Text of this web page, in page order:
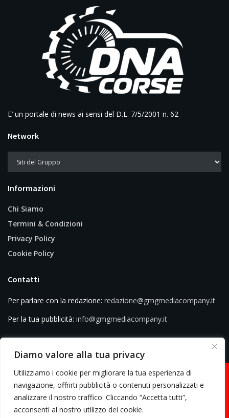
Diamo valore alla tua privacy
Utilizziamo i cookie per migliorare la tua esperienza di
navigazione, offrirti pubblicità o contenuti personalizzati e
analizzare il nostro traffico. Cliccando “Accetta tutti”,
acconsenti al nostro utilizzo dei cookie.
E’ un portale di news ai sensi del D.L. 7/5/2001 n. 62
Network
Informazioni
Chi Siamo
Termini & Condizioni
Privacy Policy
Cookie Policy
Contatti
Per parlare con la redazione: redazione@gmgmediacompany.it
Per la tua pubblicità: info@gmgmediacompany.it
© 2026 GMG Media Company Di Mossutti Gianluca | Sede legale: Corso